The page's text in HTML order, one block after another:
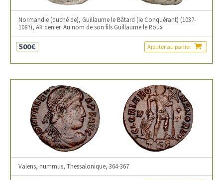
Normandie (duché de), Guillaume le Bâtard (le Conquérant) (1037-
1087), AR denier. Au nom de son fils Guillaume le Roux
500€ Ajouter au panier
Valens, nummus, Thessalonique, 364-367